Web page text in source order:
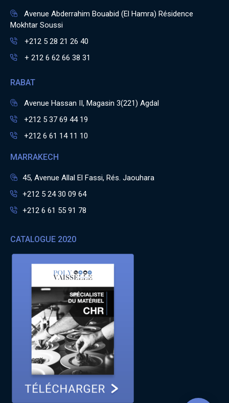
Avenue Abderrahim Bouabid (El Hamra) Résidence
Mokhtar Soussi
+212 5 28 21 26 40
+ 212 6 62 66 38 31
RABAT
Avenue Hassan II, Magasin 3(221) Agdal
+212 5 37 69 44 19
+212 6 61 14 11 10
MARRAKECH
45, Avenue Allal El Fassi, Rés. Jaouhara
+212 5 24 30 09 64
+212 6 61 55 91 78
CATALOGUE 2020